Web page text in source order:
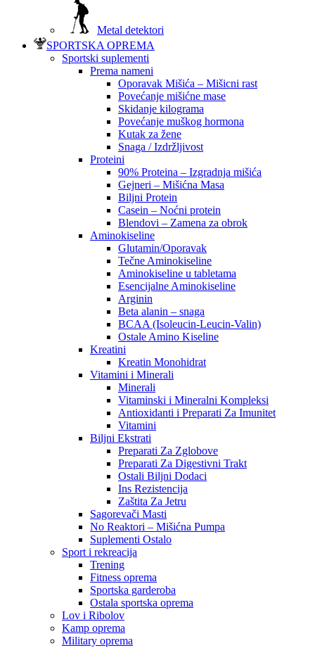
Metal detektori
SPORTSKA OPREMA
Sportski suplementi
Prema nameni
Oporavak Mišića – Mišicni rast
Povećanje mišićne mase
Skidanje kilograma
Povećanje muškog hormona
Kutak za žene
Snaga / Izdržljivost
Proteini
90% Proteina – Izgradnja mišića
Gejneri – Mišićna Masa
Biljni Protein
Casein – Noćni protein
Blendovi – Zamena za obrok
Aminokiseline
Glutamin/Oporavak
Tečne Aminokiseline
Aminokiseline u tabletama
Esencijalne Aminokiseline
Arginin
Beta alanin – snaga
BCAA (Isoleucin-Leucin-Valin)
Ostale Amino Kiseline
Kreatini
Kreatin Monohidrat
Vitamini i Minerali
Minerali
Vitaminski i Mineralni Kompleksi
Antioxidanti i Preparati Za Imunitet
Vitamini
Biljni Ekstrati
Preparati Za Zglobove
Preparati Za Digestivni Trakt
Ostali Biljni Dodaci
Ins Rezistencija
Zaštita Za Jetru
Sagorevači Masti
No Reaktori – Mišićna Pumpa
Suplementi Ostalo
Sport i rekreacija
Trening
Fitness oprema
Sportska garderoba
Ostala sportska oprema
Lov i Ribolov
Kamp oprema
Military oprema